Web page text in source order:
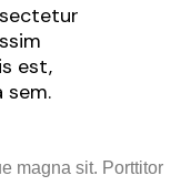
est,
sem.
magna sit. Porttitor